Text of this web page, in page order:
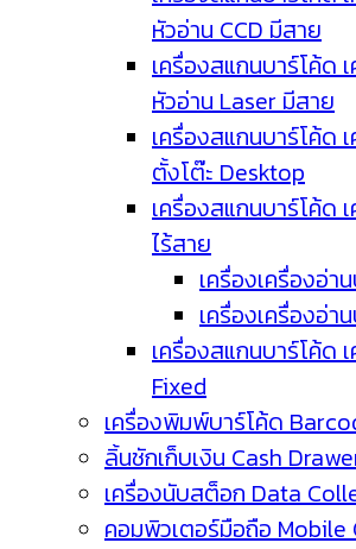
หัวอ่าน CCD มีสาย
เครื่องสแกนบาร์โค้ด
หัวอ่าน Laser มีสาย
เครื่องสแกนบาร์โค้ด
ตั้งโต๊ะ Desktop
เครื่องสแกนบาร์โค้ด
ไร้สาย
เครื่องเครื่องอ่า
เครื่องเครื่องอ่า
เครื่องสแกนบาร์โค้ด
Fixed
เครื่องพิมพ์บาร์โค้ด
ลิ้นชักเก็บเงิน Cash
เครื่องนับสต็อก Data
คอมพิวเตอร์มือถือ